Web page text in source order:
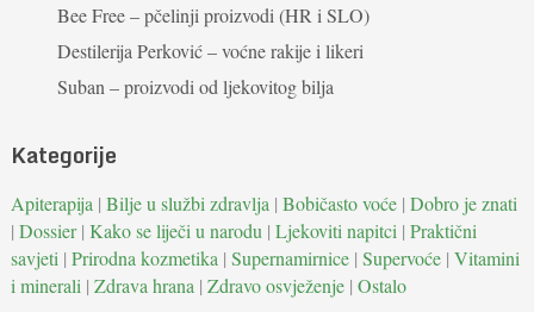
Bee Free – pčelinji proizvodi (HR i SLO)
Destilerija Perković – voćne rakije i likeri
Suban – proizvodi od ljekovitog bilja
Kategorije
Apiterapija | Bilje u službi zdravlja | Bobičasto voće| Dobro je znati
| Dossier| Kako se liječi u narodu | Ljekoviti napitci | Praktični
savjeti | Prirodna kozmetika | Supernamirnice| Supervoće| Vitamini
i minerali | Zdrava hrana | Zdravo osvježenje| Ostalo